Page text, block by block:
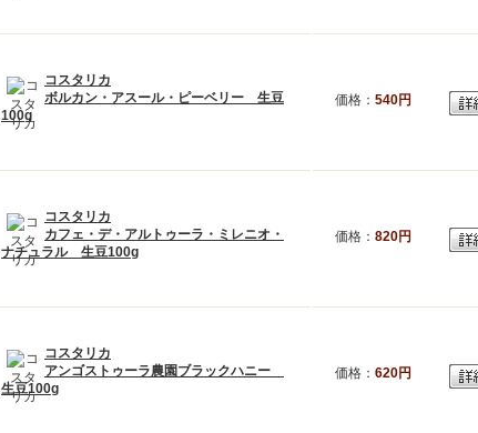
コスタリカ
ボルカン・アスール・ピーベリー 生豆
100g
価格： 540円
コスタリカ
カフェ・デ・アルトゥーラ・ミレニオ・
ナチュラル 生豆100g
価格： 820円
コスタリカ
アンゴストゥーラ農園ブラックハニー
生豆100g
価格： 620円